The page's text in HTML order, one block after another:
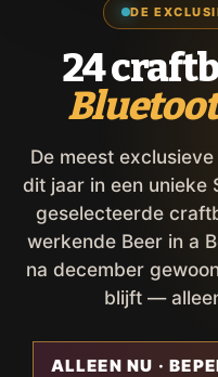
DE
24
De meest
dit jaar in een unieke
geselecteerde
werkende Beer in a
na december
blijft —
ALLEEN NU ·